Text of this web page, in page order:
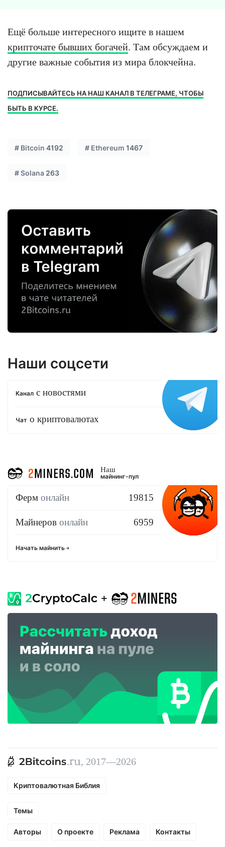
Ещё больше интересного ищите в нашем
крипточате бывших богачей. Там обсуждаем и
другие важные события из мира блокчейна.
ПОДПИСЫВАЙТЕСЬ НА НАШ КАНАЛ В ТЕЛЕГРАМЕ, ЧТОБЫ
БЫТЬ В КУРСЕ.
# Bitcoin 4192 # Ethereum 1467
#Solana 263
Наши соцсети
Канал с новостями
Чат о криптовалютах
Наш
майнинг-пул
Ферм онлайн 19815
Майнеров онлайн 6959
Начать майнить
, 2017—2026
Криптовалютная Библия
Темы
Авторы О проекте Реклама Контакты